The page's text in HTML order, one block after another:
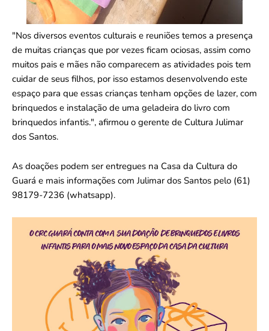
"Nos diversos eventos culturais e reuniões temos a presença
de muitas crianças que por vezes ficam ociosas, assim como
muitos pais e mães não comparecem as atividades pois tem
cuidar de seus filhos, por isso estamos desenvolvendo este
espaço para que essas crianças tenham opções de lazer, com
brinquedos e instalação de uma geladeira do livro com
brinquedos infantis.", afirmou o gerente de Cultura Julimar
dos Santos.
As doações podem ser entregues na Casa da Cultura do
Guará e mais informações com Julimar dos Santos pelo (61)
98179-7236 (whatsapp).